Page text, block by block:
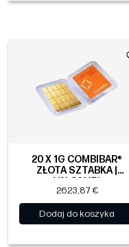
20 X 1G COMBIBAR®
ZŁOTA SZTABKA |
VALCAMBI
2623,87 €
Dodaj do koszyka